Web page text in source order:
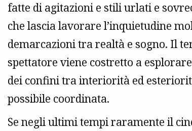
fatte di agitazioni e stili urlati e
che lascia lavorare l’inquietudine
demarcazioni tra realtà e sogno. Il
spettatore viene costretto a
dei confini tra interiorità ed
possibile coordinata.
Se negli ultimi tempi raramente il